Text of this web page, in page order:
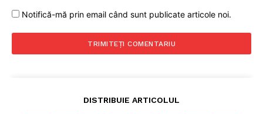
Notifică-mă prin email când sunt publicate articole noi.
DISTRIBUIE ARTICOLUL